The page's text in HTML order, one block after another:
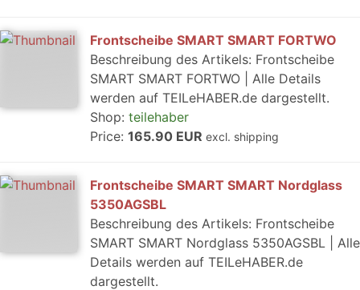
Frontscheibe SMART SMART FORTWO
Beschreibung des Artikels: Frontscheibe
SMART SMART FORTWO | Alle Details
werden auf TEILeHABER.de dargestellt.
Shop: teilehaber
Price: 165.90 EUR excl. shipping
Frontscheibe SMART SMART Nordglass
5350AGSBL
Beschreibung des Artikels: Frontscheibe
SMART SMART Nordglass 5350AGSBL | Alle
Details werden auf TEILeHABER.de
dargestellt.